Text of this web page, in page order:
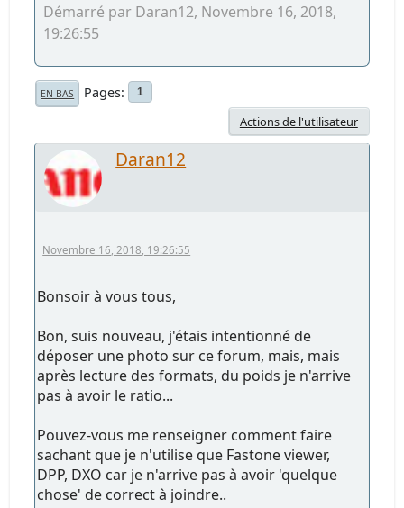
Démarré par Daran12, Novembre 16, 2018,
19:26:55
EN BAS Pages 1
Actions de l'utilisateur
Daran12
Novembre 16, 2018, 19:26:55
Bonsoir à vous tous,
Bon, suis nouveau, j'étais intentionné de
déposer une photo sur ce forum, mais, mais
après lecture des formats, du poids je n'arrive
pas à avoir le ratio...
Pouvez-vous me renseigner comment faire
sachant que je n'utilise que Fastone viewer,
DPP, DXO car je n'arrive pas à avoir 'quelque
chose' de correct à joindre..